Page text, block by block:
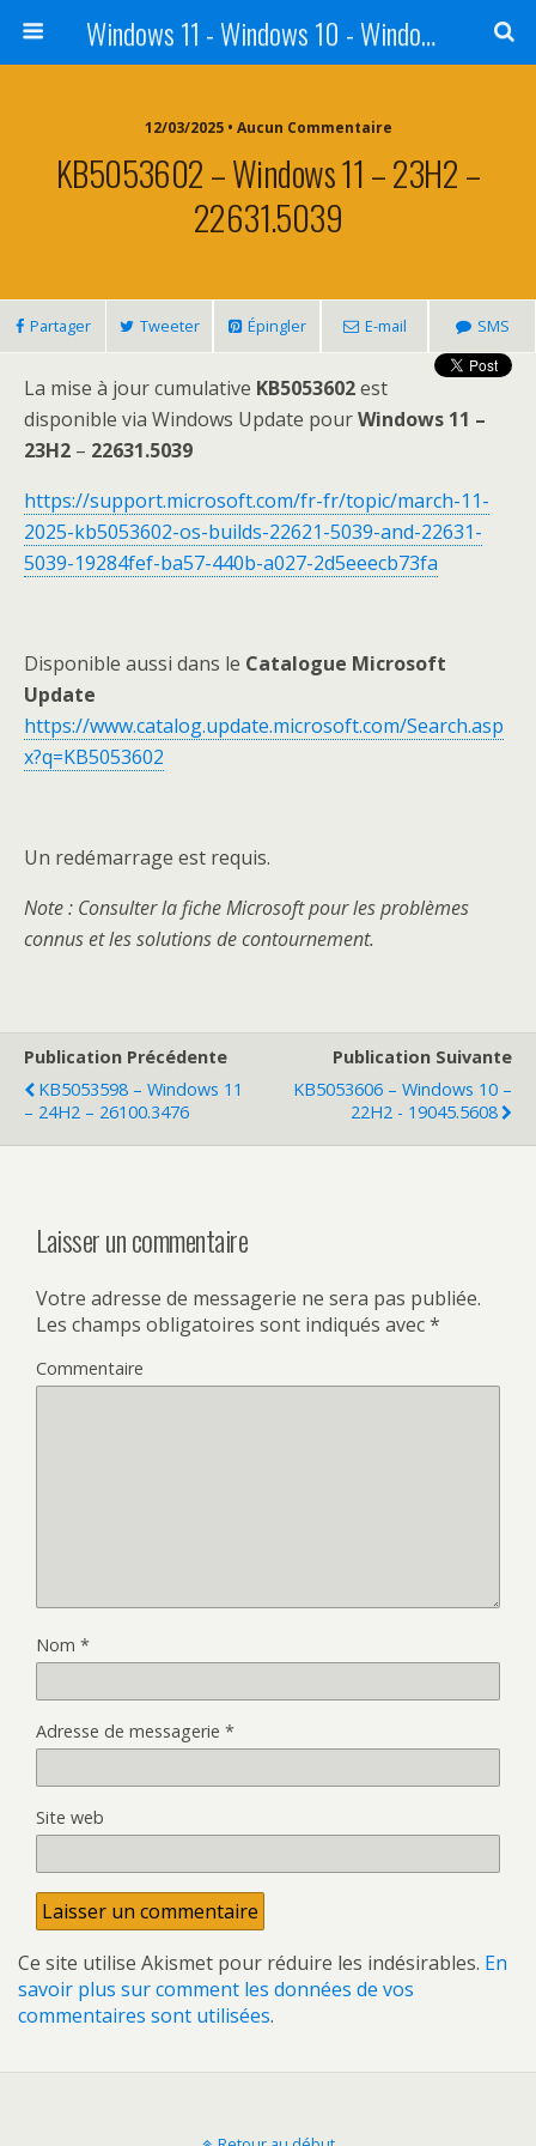
Windows 11 - Windows 10 - Windows 8 - Windows 7 - VISTA
12/03/2025 • Aucun Commentaire
KB5053602 – Windows 11 – 23H2 –
22631.5039
Partager Tweeter Épingler E-mail SMS
La mise à jour cumulative KB5053602est
disponible via Windows Update pourWindows 11 –
23H2 – 22631.5039
https://support.microsoft.com/fr-fr/topic/march-11-
2025-kb5053602-os-builds-22621-5039-and-22631-
5039-19284fef-ba57-440b-a027-2d5eeecb73fa
Disponible aussi dans le Catalogue Microsoft
Update
https://www.catalog.update.microsoft.com/Search.asp
x?q=KB5053602
Un redémarrage est requis.
Note : Consulter la fiche Microsoft pour les problèmes
connus et les solutions de contournement.
Publication Précédente
KB5053598 – Windows 11
– 24H2 – 26100.3476
Publication Suivante
KB5053606 – Windows 10 –
22H2 - 19045.5608
Laisser un commentaire
Votre adresse de messagerie ne sera pas publiée.
Les champs obligatoires sont indiqués avec*
Commentaire
Nom *
Adresse de messagerie *
Site web
Ce site utilise Akismet pour réduire les indésirables. En
savoir plus sur comment les données de vos
commentaires sont utilisées.